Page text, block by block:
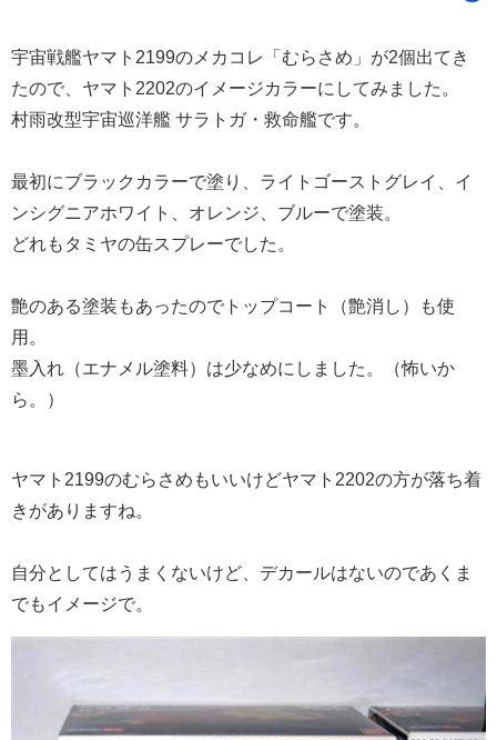
宇宙戦艦ヤマト2199のメカコレ「むらさめ」が2個出てき
たので、ヤマト2202のイメージカラーにしてみました。
村雨改型宇宙巡洋艦 サラトガ・救命艦です。
最初にブラックカラーで塗り、ライトゴーストグレイ、イ
ンシグニアホワイト、オレンジ、ブルーで塗装。
どれもタミヤの缶スプレーでした。
艶のある塗装もあったのでトップコート（艶消し）も使
用。
墨入れ（エナメル塗料）は少なめにしました。（怖いか
ら。）
ヤマト2199のむらさめもいいけどヤマト2202の方が落ち着
きがありますね。
自分としてはうまくないけど、デカールはないのであくま
でもイメージで。